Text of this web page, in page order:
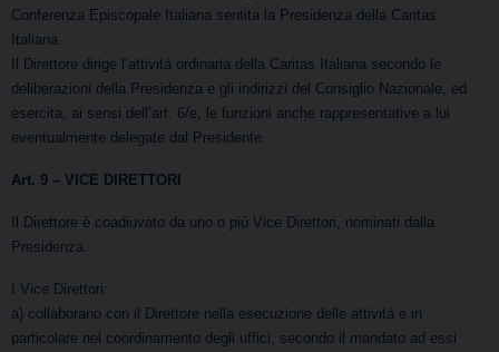
Conferenza Episcopale Italiana sentita la Presidenza della Caritas
Italiana.
Il Direttore dirige l’attività ordinaria della Caritas Italiana secondo le
deliberazioni della Presidenza e gli indirizzi del Consiglio Nazionale, ed
esercita, ai sensi dell’art. 6/e, le funzioni anche rappresentative a lui
eventualmente delegate dal Presidente.
Art. 9 – VICE DIRETTORI
Il Direttore è coadiuvato da uno o più Vice Direttori, nominati dalla
Presidenza.
I Vice Direttori:
a) collaborano con il Direttore nella esecuzione delle attività e in
particolare nel coordinamento degli uffici, secondo il mandato ad essi